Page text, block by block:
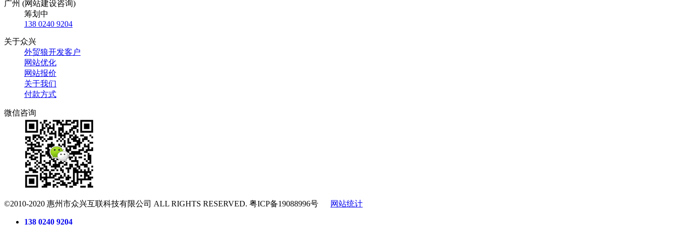
广州 (网站建设咨询)
筹划中
138 0240 9204
关于众兴
外贸狼开发客户
网站优化
网站报价
关于我们
付款方式
微信咨询
©2010-2020 惠州市众兴互联科技有限公司 ALL RIGHTS RESERVED. 粤ICP备19088996号 网站统计
138 0240 9204